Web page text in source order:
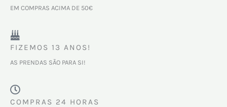
EM COMPRAS ACIMA DE 50€
FIZEMOS 13 ANOS!
AS PRENDAS SÃO PARA SI!
COMPRAS 24 HORAS